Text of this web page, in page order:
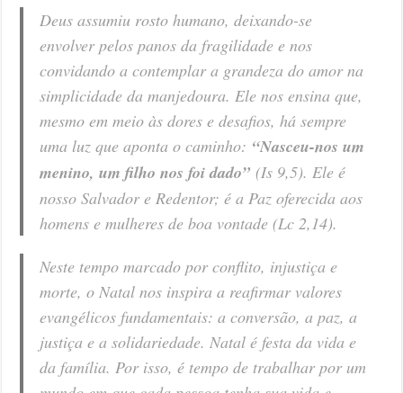
Deus assumiu rosto humano, deixando-se
envolver pelos panos da fragilidade e nos
convidando a contemplar a grandeza do amor na
simplicidade da manjedoura. Ele nos ensina que,
mesmo em meio às dores e desafios, há sempre
uma luz que aponta o caminho: “Nasceu-nos um
menino, um filho nos foi dado” (Is 9,5). Ele é
nosso Salvador e Redentor; é a Paz oferecida aos
homens e mulheres de boa vontade (Lc 2,14).
Neste tempo marcado por conflito, injustiça e
morte, o Natal nos inspira a reafirmar valores
evangélicos fundamentais: a conversão, a paz, a
justiça e a solidariedade. Natal é festa da vida e
da família. Por isso, é tempo de trabalhar por um